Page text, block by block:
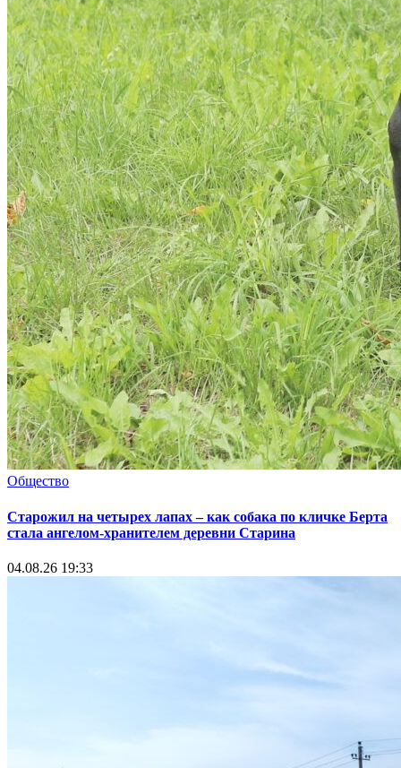
Общество
Старожил на четырех лапах – как собака по кличке Берта
стала ангелом-хранителем деревни Старина
04.08.26 19:33